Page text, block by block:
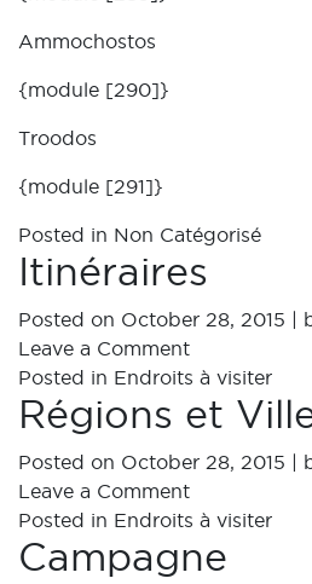
Ammochostos
{module [290]}
Troodos
{module [291]}
Posted in Non Catégorisé
Itinéraires
Posted on October 28, 2015 |
Leave a Comment
Posted in Endroits à visiter
Régions et
Posted on October 28, 2015 |
Leave a Comment
Posted in Endroits à visiter
Campagne